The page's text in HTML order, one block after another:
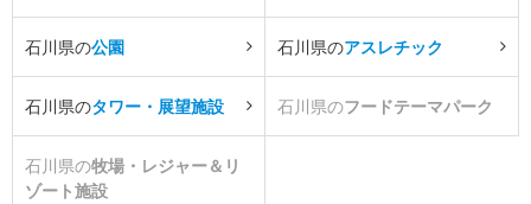
石川県の公園 石川県のアスレチック
石川県のタワー・展望施設 石川県のフードテーマパーク
石川県の牧場・レジャー＆リ
ゾート施設